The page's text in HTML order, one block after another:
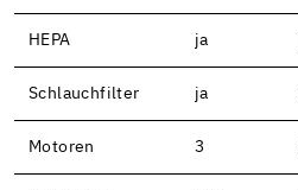
HEPA ja
Schlauchfilter ja
Motoren 3